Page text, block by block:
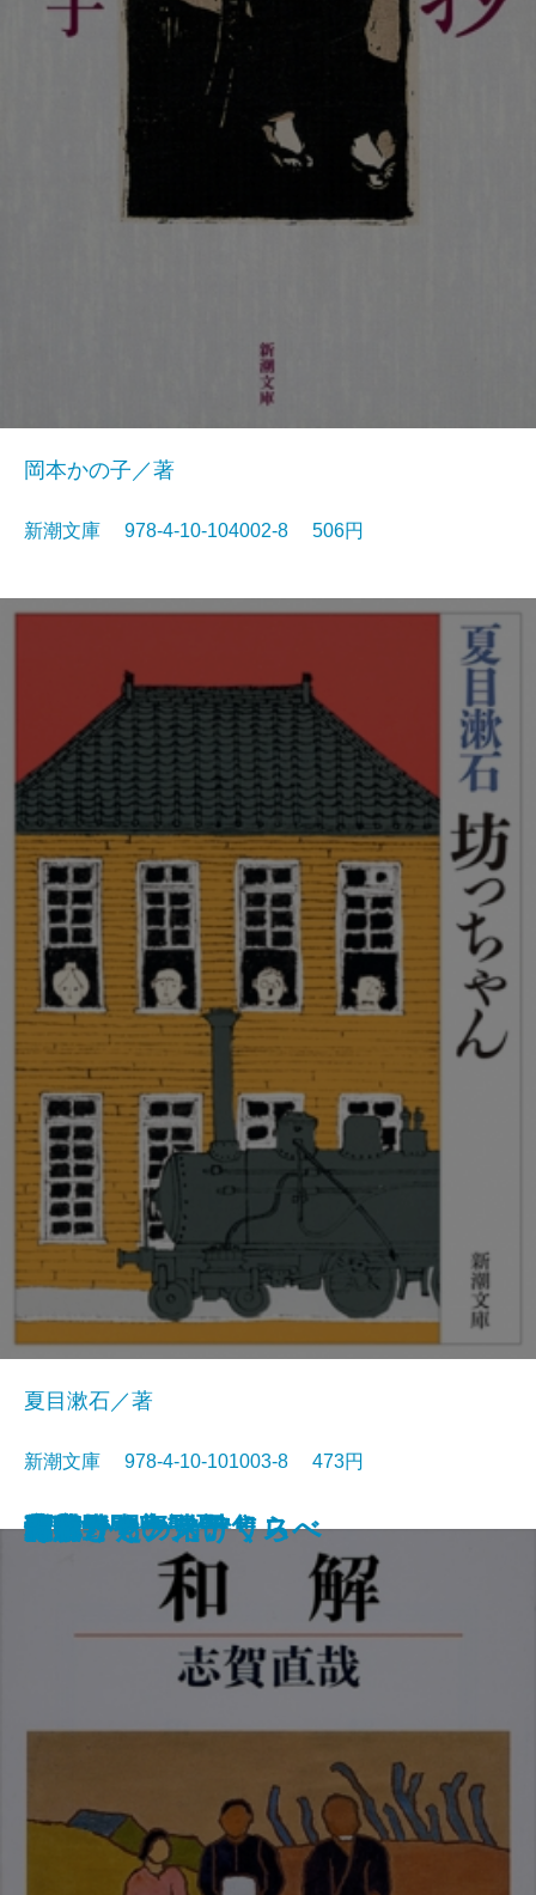
猟銃・闘牛
ヴェルレーヌ詩集
草枕
斜陽
高村光太郎詩集
歌行燈・高野聖
土
真実一路
老妓抄
岡本かの子／著
新潮文庫 978-4-10-104002-8 506円
坊っちゃん
夏目漱石／著
新潮文庫 978-4-10-101003-8 473円
和解
ヰタ・セクスアリス
出家とその弟子
にごりえ・たけくらべ
武蔵野
白痴
青年
雁
それから
門